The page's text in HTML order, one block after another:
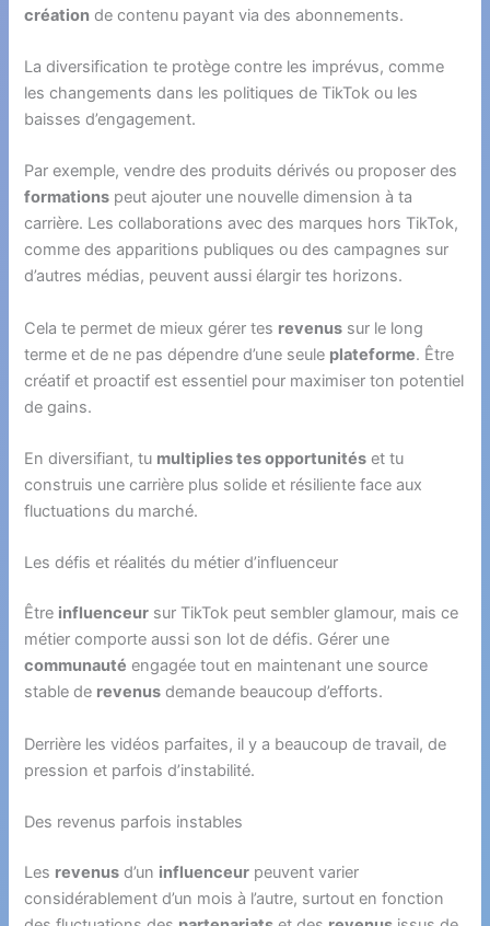
création de contenu payant via des abonnements.
La diversification te protège contre les imprévus, comme
les changements dans les politiques de TikTok ou les
baisses d’engagement.
Par exemple, vendre des produits dérivés ou proposer des
formations peut ajouter une nouvelle dimension à ta
carrière. Les collaborations avec des marques hors TikTok,
comme des apparitions publiques ou des campagnes sur
d’autres médias, peuvent aussi élargir tes horizons.
Cela te permet de mieux gérer tes revenus sur le long
terme et de ne pas dépendre d’une seule plateforme. Être
créatif et proactif est essentiel pour maximiser ton potentiel
de gains.
En diversifiant, tu multiplies tes opportunités et tu
construis une carrière plus solide et résiliente face aux
fluctuations du marché.
Les défis et réalités du métier d’influenceur
Être influenceur sur TikTok peut sembler glamour, mais ce
métier comporte aussi son lot de défis. Gérer une
communauté engagée tout en maintenant une source
stable de revenus demande beaucoup d’efforts.
Derrière les vidéos parfaites, il y a beaucoup de travail, de
pression et parfois d’instabilité.
Des revenus parfois instables
Les revenus d’un influenceur peuvent varier
considérablement d’un mois à l’autre, surtout en fonction